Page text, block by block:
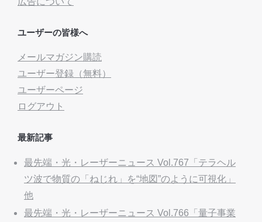
ユーザーの皆様へ
メールマガジン購読
ユーザー登録（無料）
ユーザーページ
ログアウト
最新記事
最先端・光・レーザーニュース Vol.767「テラヘル
ツ波で物質の「ねじれ」を“地図”のように可視化」
他
最先端・光・レーザーニュース Vol.766「量子事業